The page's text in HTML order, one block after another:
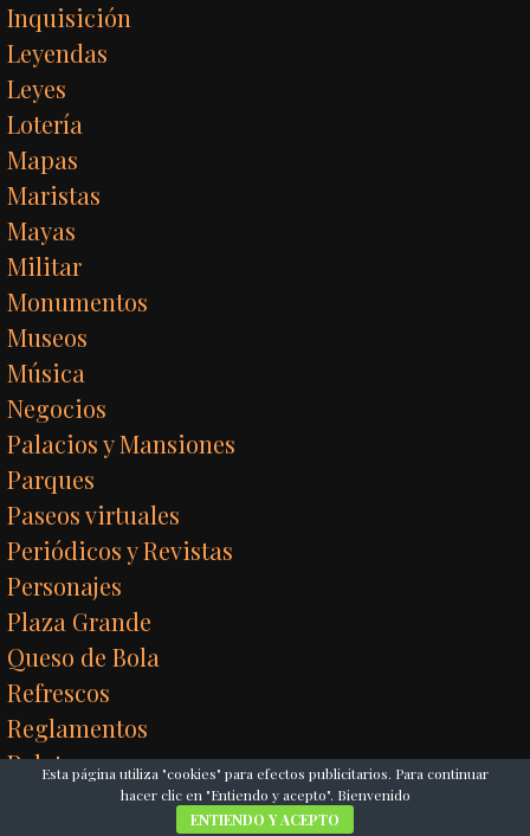
Inquisición
Leyendas
Leyes
Lotería
Mapas
Maristas
Mayas
Militar
Monumentos
Museos
Música
Negocios
Palacios y Mansiones
Parques
Paseos virtuales
Periódicos y Revistas
Personajes
Plaza Grande
Queso de Bola
Refrescos
Reglamentos
Relatos
Esta página utiliza "cookies" para efectos publicitarios. Para continuar
hacer clic en "Entiendo y acepto". Bienvenido
ENTIENDO Y ACEPTO